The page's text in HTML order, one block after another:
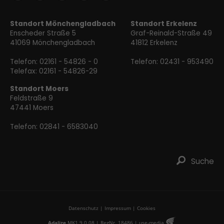
Standort Mönchengladbach
Enscheder Straße 5
41069 Mönchengladbach
Telefon: 02161 - 54826 - 0
Telefax: 02161 - 54826-29
Standort Erkelenz
Graf-Reinald-Straße 49
41812 Erkelenz
Telefon: 02431 - 953490
Standort Moers
Feldstraße 9
47441 Moers
Telefon: 02841 - 6583040
ř Suche
Datenschutz | Impressum | Cookies